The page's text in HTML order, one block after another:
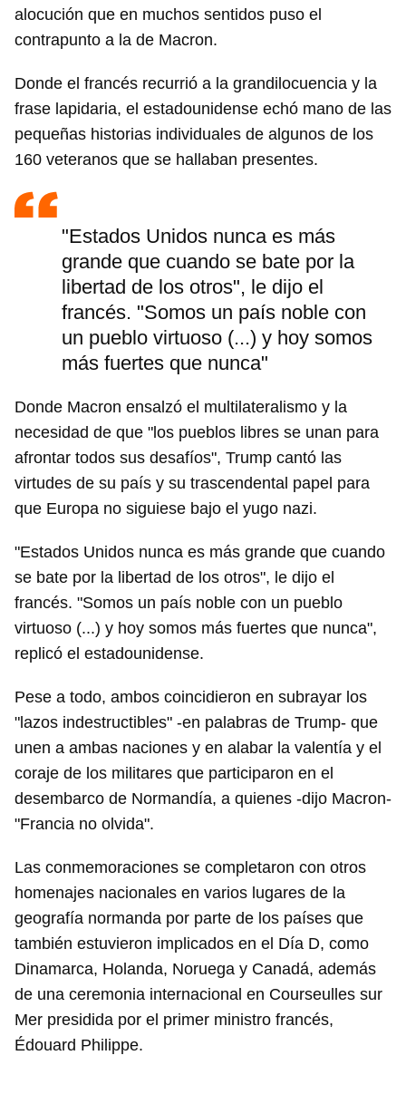
iniciar sesión con tu cuenta de 14ymedio.
INICIAR SESIÓN CANCELAR
alocución que en muchos sentidos puso el
contrapunto a la de Macron.
Donde el francés recurrió a la grandilocuencia y la
frase lapidaria, el estadounidense echó mano de las
pequeñas historias individuales de algunos de los
160 veteranos que se hallaban presentes.
"Estados Unidos nunca es más
grande que cuando se bate por la
libertad de los otros", le dijo el
francés. "Somos un país noble con
un pueblo virtuoso (...) y hoy somos
más fuertes que nunca"
Donde Macron ensalzó el multilateralismo y la
necesidad de que "los pueblos libres se unan para
afrontar todos sus desafíos", Trump cantó las
virtudes de su país y su trascendental papel para
que Europa no siguiese bajo el yugo nazi.
"Estados Unidos nunca es más grande que cuando
se bate por la libertad de los otros", le dijo el
francés. "Somos un país noble con un pueblo
virtuoso (...) y hoy somos más fuertes que nunca",
replicó el estadounidense.
Pese a todo, ambos coincidieron en subrayar los
"lazos indestructibles" -en palabras de Trump- que
unen a ambas naciones y en alabar la valentía y el
coraje de los militares que participaron en el
desembarco de Normandía, a quienes -dijo Macron-
"Francia no olvida".
Las conmemoraciones se completaron con otros
homenajes nacionales en varios lugares de la
geografía normanda por parte de los países que
también estuvieron implicados en el Día D, como
Dinamarca, Holanda, Noruega y Canadá, además
de una ceremonia internacional en Courseulles sur
Mer presidida por el primer ministro francés,
Édouard Philippe.